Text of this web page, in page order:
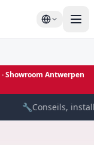
· Showroom Antwerpen
🔧Conseils,